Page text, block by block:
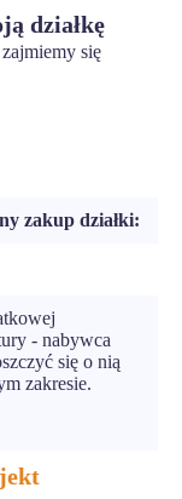
działkę
się
zakup działki:
- nabywca
się o nią
zakresie.